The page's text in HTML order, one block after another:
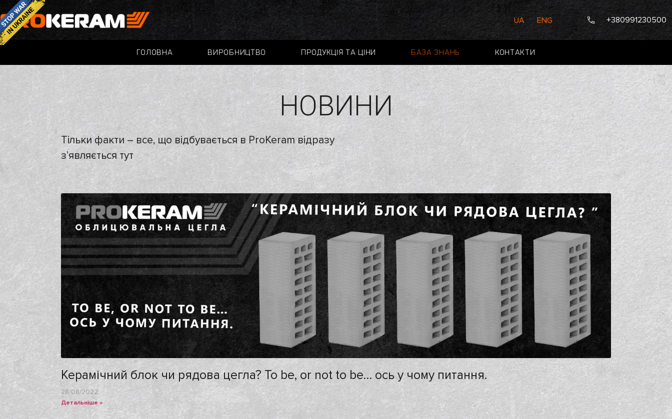
UA ENG +380991230500
ГОЛОВНА ВИРОБНИЦТВО ПРОДУКЦІЯ ТА ЦІНИ БАЗА ЗНАНЬ КОНТАКТИ
НОВИНИ
Тільки факти – все, що відбувається в ProKeram відразу
з’являється тут
Керамiчний блок чи рядова цегла? To be, or not to be… ось у чому питання.
28/08/2022
Детальніше »